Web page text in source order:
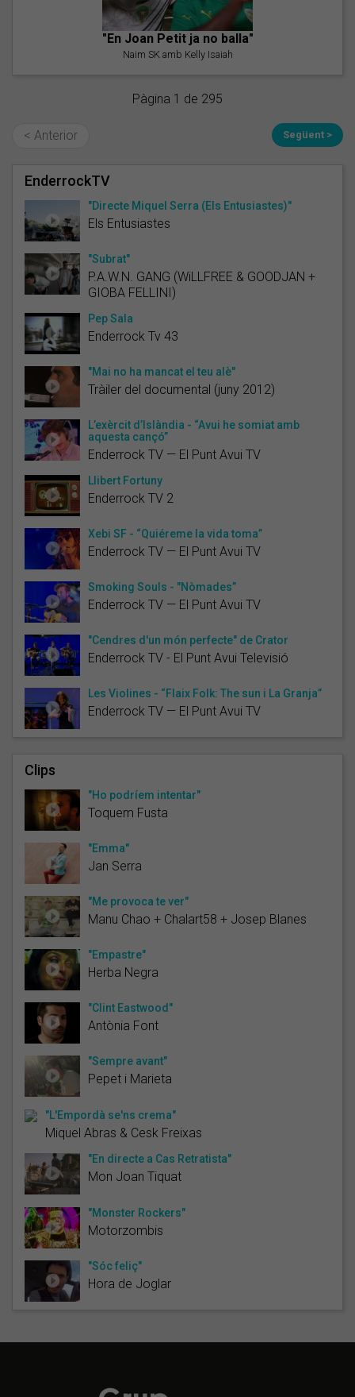
"En Joan Petit ja no balla"
Naim SK amb Kelly Isaiah
Pàgina 1 de 295
< Anterior Següent >
EnderrockTV
"Directe Miquel Serra (Els Entusiastes)"
Els Entusiastes
"Subrat"
P.A.W.N. GANG (WiLLFREE & GOODJAN +
GIOBA FELLINI)
Pep Sala
Enderrock Tv 43
"Mai no ha mancat el teu alè"
Tràiler del documental (juny 2012)
L’exèrcit d’Islàndia - “Avui he somiat amb
aquesta cançó”
Enderrock TV — El Punt Avui TV
Llibert Fortuny
Enderrock TV 2
Xebi SF - “Quiéreme la vida toma”
Enderrock TV — El Punt Avui TV
Smoking Souls - "Nòmades”
Enderrock TV — El Punt Avui TV
"Cendres d'un món perfecte" de Crator
Enderrock TV - El Punt Avui Televisió
Les Violines - “Flaix Folk: The sun i La Granja”
Enderrock TV — El Punt Avui TV
Clips
"Ho podríem intentar"
Toquem Fusta
"Emma"
Jan Serra
"Me provoca te ver"
Manu Chao + Chalart58 + Josep Blanes
"Empastre"
Herba Negra
"Clint Eastwood"
Antònia Font
"Sempre avant"
Pepet i Marieta
"L'Empordà se'ns crema"
Miquel Abras & Cesk Freixas
"En directe a Cas Retratista"
Mon Joan Tiquat
"Monster Rockers"
Motorzombis
"Sóc feliç"
Hora de Joglar